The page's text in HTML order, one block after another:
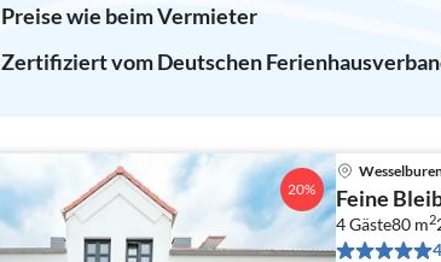
Preise wie beim Vermieter
Zertifiziert vom Deutschen
20% Feine
4 Gäste80 m2